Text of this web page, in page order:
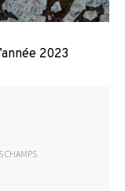
2023
CHAMPS